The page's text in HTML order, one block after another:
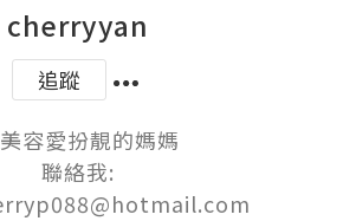
cherryyan
追蹤
容愛扮靚的媽媽
聯絡我: